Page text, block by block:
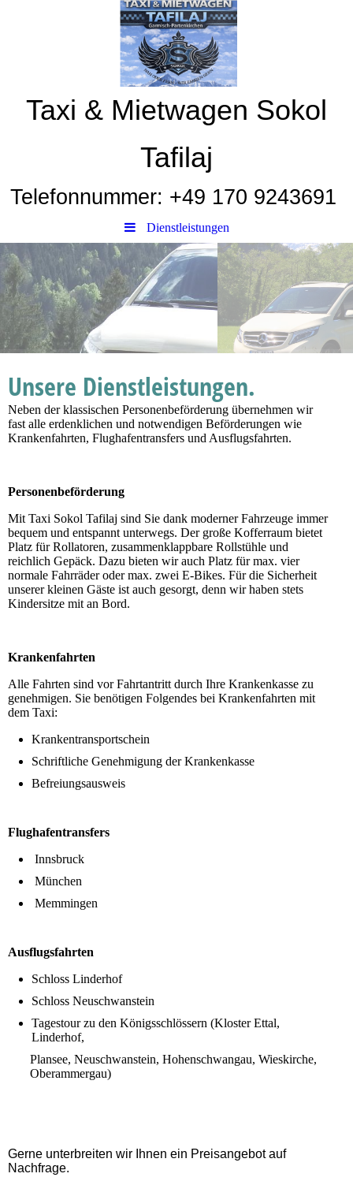
Taxi & Mietwagen Sokol
Tafilaj
Telefonnummer: +49 170 9243691
Dienstleistungen
Unsere Dienstleistungen.
Neben der klassischen Personenbeförderung übernehmen wir
fast alle erdenklichen und notwendigen Beförderungen wie
Krankenfahrten, Flughafentransfers und Ausflugsfahrten.
Personenbeförderung
Mit Taxi Sokol Tafilaj sind Sie dank moderner Fahrzeuge immer
bequem und entspannt unterwegs. Der große Kofferraum bietet
Platz für Rollatoren, zusammenklappbare Rollstühle und
reichlich Gepäck. Dazu bieten wir auch Platz für max. vier
normale Fahrräder oder max. zwei E-Bikes. Für die Sicherheit
unserer kleinen Gäste ist auch gesorgt, denn wir haben stets
Kindersitze mit an Bord.
Krankenfahrten
Alle Fahrten sind vor Fahrtantritt durch Ihre Krankenkasse zu
genehmigen. Sie benötigen Folgendes bei Krankenfahrten mit
dem Taxi:
Krankentransportschein
Schriftliche Genehmigung der Krankenkasse
Befreiungsausweis
Flughafentransfers
Innsbruck
München
Memmingen
Ausflugsfahrten
Schloss Linderhof
Schloss Neuschwanstein
Tagestour zu den Königsschlössern (Kloster Ettal,
Linderhof,
Plansee, Neuschwanstein, Hohenschwangau, Wieskirche,
Oberammergau)
Gerne unterbreiten wir Ihnen ein Preisangebot auf
Nachfrage.